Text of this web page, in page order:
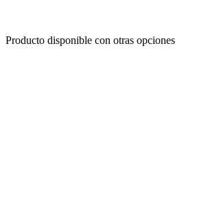
Producto disponible con otras opciones